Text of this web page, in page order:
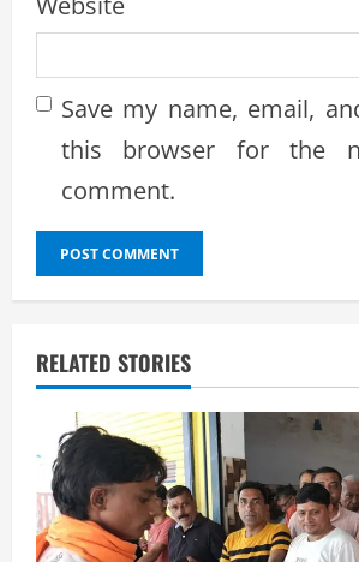
Save my name, email,
this browser for the
comment.
RELATED STORIES